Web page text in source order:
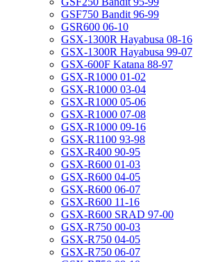
GSF750 Bandit 96-99
GSR600 06-10
GSX-1300R Hayabusa 08-16
GSX-1300R Hayabusa 99-07
GSX-600F Katana 88-97
GSX-R1000 01-02
GSX-R1000 03-04
GSX-R1000 05-06
GSX-R1000 07-08
GSX-R1000 09-16
GSX-R1100 93-98
GSX-R400 90-95
GSX-R600 01-03
GSX-R600 04-05
GSX-R600 06-07
GSX-R600 11-16
GSX-R600 SRAD 97-00
GSX-R750 00-03
GSX-R750 04-05
GSX-R750 06-07